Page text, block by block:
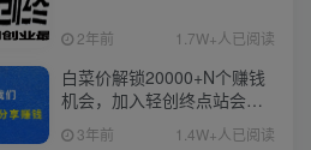
2年前 1.7W+人已阅读
白菜价解锁20000+N个赚钱
机会，加入轻创终点站会
员，全站资源免费学习。
3年前 1.4W+人已阅读